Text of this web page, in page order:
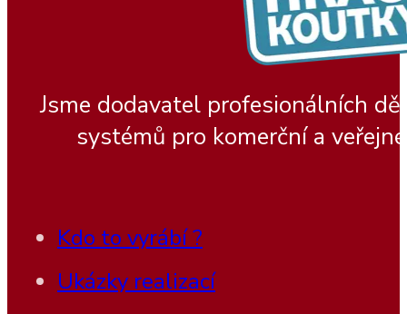
Jsme dodavatel profesionálních
systémů pro komerční a
Kdo to vyrábí ?
Ukázky realizací